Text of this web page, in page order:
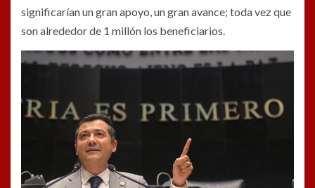
significarían un gran apoyo, un gran avance; toda vez que
son alrededor de 1 millón los beneficiarios.